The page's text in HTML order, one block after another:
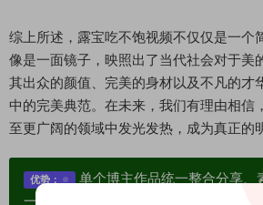
综上所述，露宝吃不饱视频不仅仅是一个
像是一面镜子，映照出了当代社会对于美
其出众的颜值、完美的身材以及不凡的才
中的完美典范。在未来，我们有理由相信
至更广阔的领域中发光发热，成为真正的
优势：
单个博主作品统一整合分享、
一归档方便收藏！